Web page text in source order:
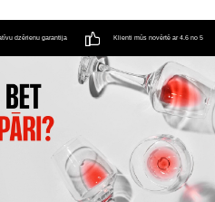
dzērienu garantija Klienti mūs novērtē ar 4.6 no 5